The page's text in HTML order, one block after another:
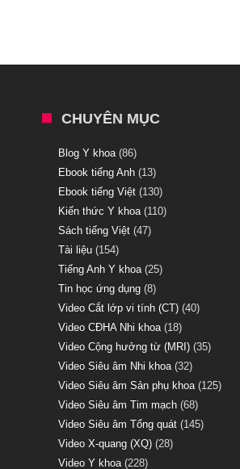
CHUYÊN MỤC
Blog Y khoa (86)
Ebook tiếng Anh (13)
Ebook tiếng Việt (130)
Kiến thức Y khoa (110)
Sách tiếng Việt (47)
Tài liệu (154)
Tiếng Anh Y khoa (25)
Tin học ứng dụng (8)
Video Cắt lớp vi tính (CT) (40)
Video CĐHA Nhi khoa (18)
Video Cộng hưởng từ (MRI) (35)
Video Siêu âm Nhi khoa (32)
Video Siêu âm Sản phụ khoa (125)
Video Siêu âm Tim mạch (68)
Video Siêu âm Tổng quát (145)
Video X-quang (XQ) (28)
Video Y khoa (228)